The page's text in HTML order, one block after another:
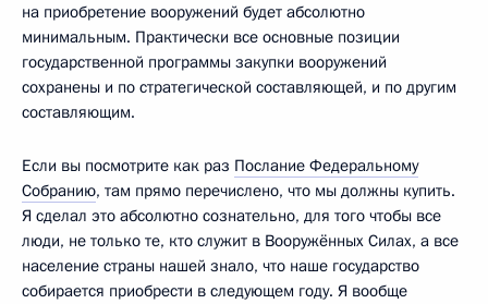
на приобретение вооружений будет абсолютно
минимальным. Практически все основные позиции
государственной программы закупки вооружений
сохранены и по стратегической составляющей, и по другим
составляющим.
Если вы посмотрите как раз Послание Федеральному
Собранию, там прямо перечислено, что мы должны купить.
Я сделал это абсолютно сознательно, для того чтобы все
люди, не только те, кто служит в Вооружённых Силах, а все
население страны нашей знало, что наше государство
собирается приобрести в следующем году. Я вообще